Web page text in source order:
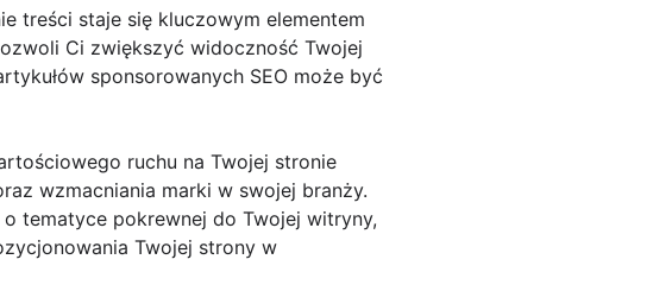
treści staje się kluczowym elementem
Ci zwiększyć widoczność Twojej
sponsorowanych SEO może być
ruchu na Twojej stronie
wzmacniania marki w swojej branży.
tematyce pokrewnej do Twojej witryny,
Twojej strony w